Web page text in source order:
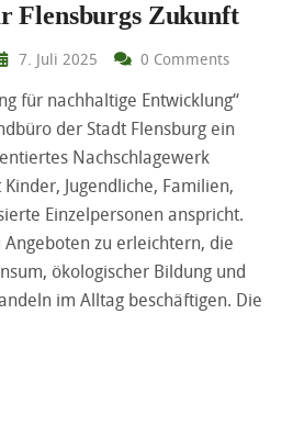
Flensburgs Zukunft
7. Juli 2025 0 Comments
für nachhaltige Entwicklung“
der Stadt Flensburg ein
Nachschlagewerk
Jugendliche, Familien,
Einzelpersonen anspricht.
zu erleichtern, die
ökologischer Bildung und
im Alltag beschäftigen. Die